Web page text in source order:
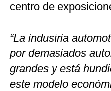
centro de
“La industria
por demasiados
grandes y está
este modelo